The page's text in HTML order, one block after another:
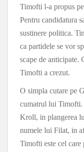
Timofti l-a propus
Pentru candidatura
sustinere politica.
ca partidele se vor
scape de anticipate.
Timofti a crezut.
O simpla cutare pe
cumatrul lui Timofti.
Kroll, in plangerea
numele lui Filat, in
Timofti este cel